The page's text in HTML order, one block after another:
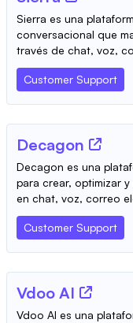
Sierra es una
conversacional que
través de chat, voz,
Customer Support
Decagon
Decagon es una
para crear, optimizar
en chat, voz, correo
Customer Support
Vdoo AI
Vdoo AI es una